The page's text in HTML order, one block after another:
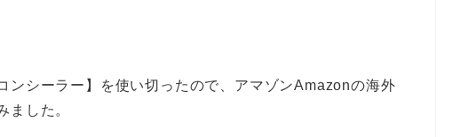
ンシーラー】を使い切ったので、アマゾンAmazonの海外
ました。